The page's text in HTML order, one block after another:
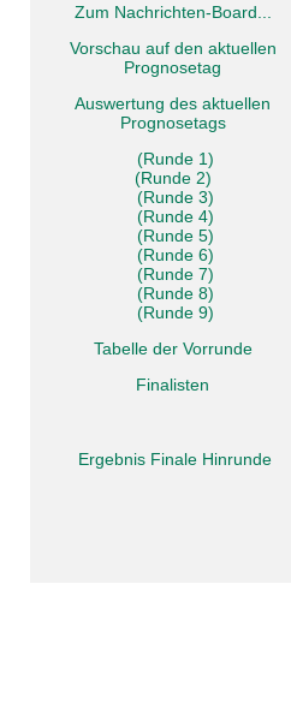
Zum Nachrichten-Board...
Vorschau auf den aktuellen
Prognosetag
Auswertung des aktuellen
Prognosetags
(Runde 1)
(Runde 2)
(Runde 3)
(Runde 4)
(Runde 5)
(Runde 6)
(Runde 7)
(Runde 8)
(Runde 9)
Tabelle der Vorrunde
Finalisten
Ergebnis Finale Hinrunde